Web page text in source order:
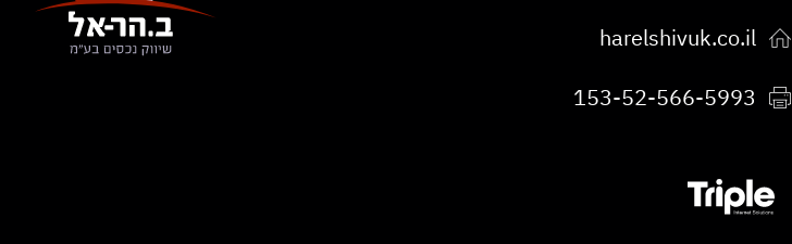
harelshivuk.co.il
פקס:153-52-566-5993